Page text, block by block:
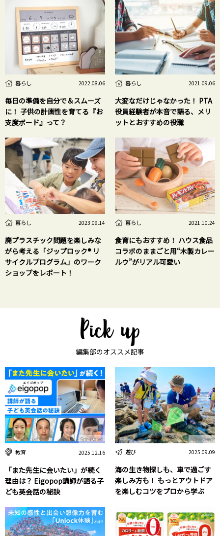
暮らし 2022.08.06
毎日の準備を自分で＆スムーズ
に！ 子供の計画性を育てる『お
支度ボード』って？
暮らし 2021.09.06
大変なだけじゃなかった！ PTA
役員経験者が本音で語る、メリ
ットとおすすめの役職
暮らし 2023.09.14
廃プラスチック問題を楽しみな
がら考える「ジップロック® リ
サイクルプログラム」のワーク
ショップをレポート！
暮らし 2021.10.24
食育にもおすすめ！ ハウス食品
コラボのままごと用“木製カレー
ルウ”がリアル可愛い
編集部のオススメ記事
教育 2025.12.16
「また先生に会いたい」が続く
理由は？ Eigopop講師が語る子
ども英会話の秘訣
Sponsored
遊び 2025.09.09
海の生き物探しも、車で過ごす
楽しみ方も！ もっとアウトドア
を楽しむコツをプロから学ぶ
Sponsored